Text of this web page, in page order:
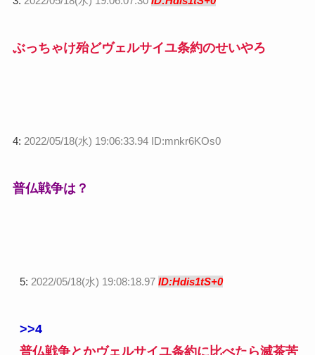
ぶっちゃけ殆どヴェルサイユ条約のせいやろ
4: 2022/05/18(水) 19:06:33.94 ID:mnkr6KOs0
普仏戦争は？
5: 2022/05/18(水) 19:08:18.97 ID:Hdis1tS+0
>>4
普仏戦争とかヴェルサイユ条約に比べたら滅茶苦